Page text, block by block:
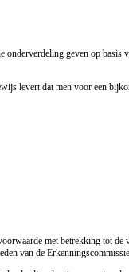
geven op
levert dat men voor een
met betrekking tot
van de